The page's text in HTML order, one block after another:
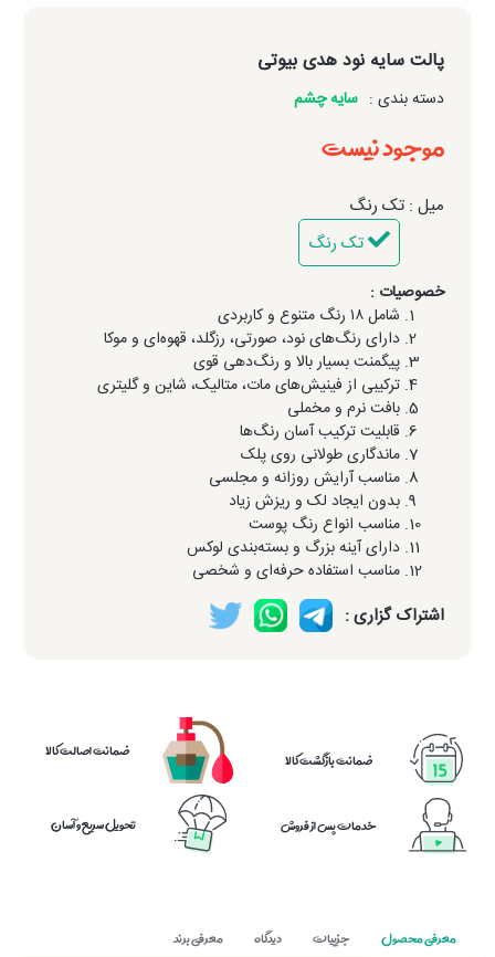
پالت سایه نود هدی بیوتی
دسته بندی : سایه چشم
موجود نیست
میل : تک رنگ
تک رنگ
خصوصیات :
شامل ۱۸ رنگ متنوع و کاربردی
دارای رنگ‌های نود، صورتی، رزگلد، قهوه‌ای و موکا
پیگمنت بسیار بالا و رنگ‌دهی قوی
ترکیبی از فینیش‌های مات، متالیک، شاین و گلیتری
بافت نرم و مخملی
قابلیت ترکیب آسان رنگ‌ها
ماندگاری طولانی روی پلک
مناسب آرایش روزانه و مجلسی
بدون ایجاد لک و ریزش زیاد
مناسب انواع رنگ پوست
دارای آینه بزرگ و بسته‌بندی لوکس
مناسب استفاده حرفه‌ای و شخصی
اشتراک گزاری :
ضمانت بازگشت کالا ضمانت اصالت کالا
خدمات پس از فروش تحویل سریع و آسان
معرفی محصول جزییات دیدگاه معرفی برند